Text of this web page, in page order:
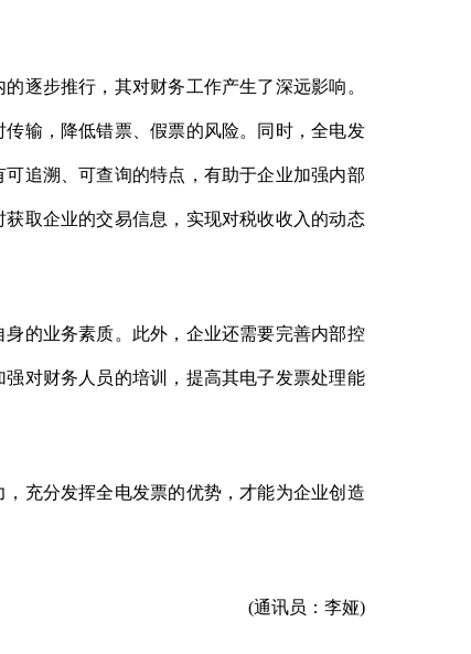
步推行，其对财务工作产生了深远影响。
输，降低错票、假票的风险。同时，全电发
追溯、可查询的特点，有助于企业加强内部
取企业的交易信息，实现对税收收入的动态
的业务素质。此外，企业还需要完善内部控
对财务人员的培训，提高其电子发票处理能
充分发挥全电发票的优势，才能为企业创造
(通讯员：李娅)